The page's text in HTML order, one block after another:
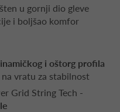
u gornji dio gleve
i boljšao komfor
i oštorg profila
vratu za stabilnost
Grid String Tech -